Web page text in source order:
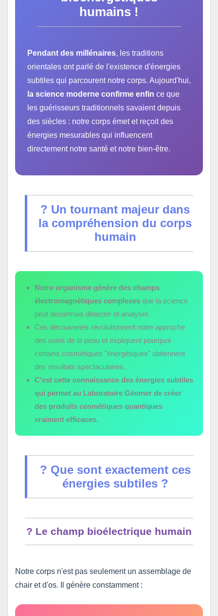
humains !
Pendant des millénaires, les traditions
orientales ont parlé de l'existence d'énergies
subtiles qui parcourent notre corps. Aujourd'hui,
la science moderne confirme enfin ce que
les guérisseurs traditionnels savaient depuis
des siècles : notre corps émet et reçoit des
énergies mesurables qui influencent
directement notre santé et notre bien-être.
? Un tournant majeur dans
la compréhension du corps
humain
Notre organisme génère des champs
électromagnétiques complexes que la science
peut désormais détecter et analyser.
Ces découvertes révolutionnent notre approche
des soins de la peau et expliquent pourquoi
certains cosmétiques "énergétiques" obtiennent
des résultats spectaculaires.
C'est cette connaissance des énergies subtiles
qui permet au Laboratoire Géomer de créer
des produits cosmétiques quantiques
vraiment efficaces.
? Que sont exactement ces
énergies subtiles ?
? Le champ bioélectrique humain
Notre corps n'est pas seulement un assemblage de
chair et d'os. Il génère constamment :